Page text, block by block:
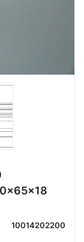
10014202200